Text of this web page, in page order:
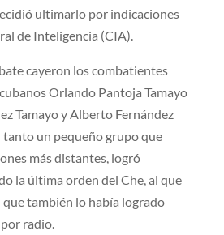
ultimarlo por indicaciones
de Inteligencia (CIA).
cayeron los combatientes
Orlando Pantoja Tamayo
Tamayo y Alberto Fernández
tanto un pequeño grupo que
más distantes, logró
la última orden del Che, al que
también lo había logrado
radio.